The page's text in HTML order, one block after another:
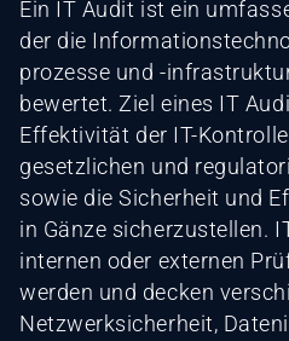
Ein IT Audit ist ein
der die
prozesse und -
bewertet. Ziel eines IT
Effektivität der IT-
gesetzlichen und
sowie die Sicherheit und
in Gänze sicherzustellen.
internen oder externen
werden und decken
Netzwerksicherheit,